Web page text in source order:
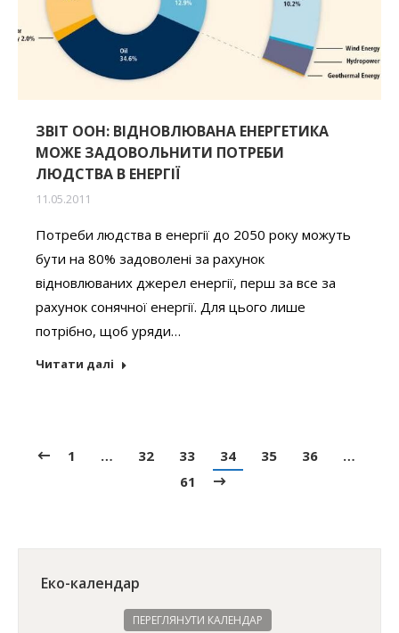
ЗВІТ ООН: ВІДНОВЛЮВАНА ЕНЕРГЕТИКА
МОЖЕ ЗАДОВОЛЬНИТИ ПОТРЕБИ
ЛЮДСТВА В ЕНЕРГІЇ
11.05.2011
Потреби людства в енергії до 2050 року можуть
бути на 80% задоволені за рахунок
відновлюваних джерел енергії, перш за все за
рахунок сонячної енергії. Для цього лише
потрібно, щоб уряди…
Читати далі
1 … 32 33 34 35 36
…
61
Еко-календар
ПЕРЕГЛЯНУТИ КАЛЕНДАР